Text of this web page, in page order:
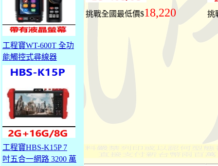
工程寶WT-600T 全功
能觸控式尋線器
工程寶HBS-K15P 7
吋五合一網路 3200 萬
挑戰全國最低價$18,220 挑